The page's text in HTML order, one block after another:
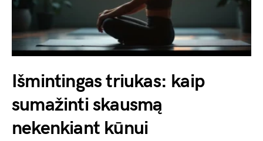
Išmintingas triukas: kaip
sumažinti skausmą
nekenkiant kūnui